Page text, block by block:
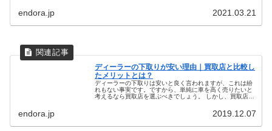
endora.jp 2021.03.21
ディーラーの下取りが安い理由｜買取店と比較し
たメリットとは？
ディーラーの下取りは安いと良く言われますが、これは紛
れもない事実です。ですから、単純に車を高く売りたいと
考えるなら買取店を選ぶべきでしょう。 しかし、買取店と
endora.jp 2019.12.07